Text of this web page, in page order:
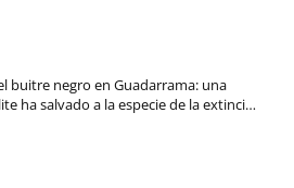
buitre negro en Guadarrama: una
ha salvado a la especie de la extinci…